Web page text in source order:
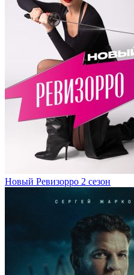
Новый Ревизорро 2 сезон